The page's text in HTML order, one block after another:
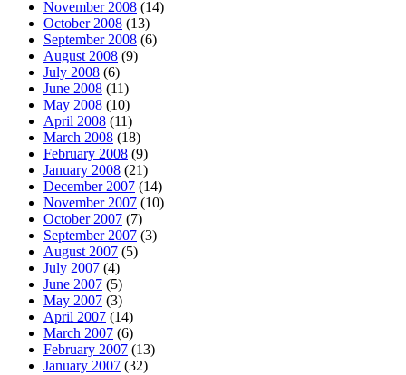
November 2008 (14)
October 2008 (13)
September 2008 (6)
August 2008 (9)
July 2008 (6)
June 2008 (11)
May 2008 (10)
April 2008 (11)
March 2008 (18)
February 2008 (9)
January 2008 (21)
December 2007 (14)
November 2007 (10)
October 2007 (7)
September 2007 (3)
August 2007 (5)
July 2007 (4)
June 2007 (5)
May 2007 (3)
April 2007 (14)
March 2007 (6)
February 2007 (13)
January 2007 (32)